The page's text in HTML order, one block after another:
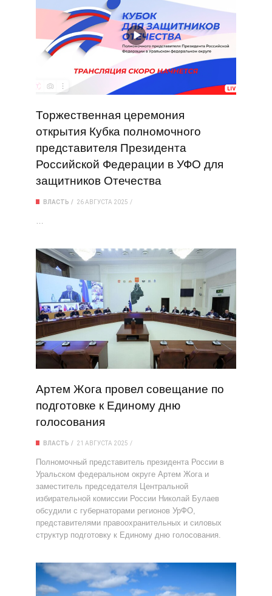
Торжественная церемония
открытия Кубка полномочного
представителя Президента
Российской Федерации в УФО для
защитников Отечества
ВЛАСТЬ 26 АВГУСТА 2025
…
Артем Жога провел совещание по
подготовке к Единому дню
голосования
ВЛАСТЬ 21 АВГУСТА 2025
Полномочный представитель президента России в
Уральском федеральном округе Артем Жога и
заместитель председателя Центральной
избирательной комиссии России Николай Булаев
обсудили с губернаторами регионов УрФО,
представителями правоохранительных и силовых
структур подготовку к Единому дню голосования.